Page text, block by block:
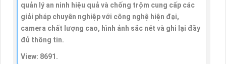
quản lý an ninh hiệu quả và chống trộm cung cấp các
giải pháp chuyên nghiệp với công nghệ hiện đại,
camera chất lượng cao, hình ảnh sắc nét và ghi lại đầy
đủ thông tin.
View: 8691.